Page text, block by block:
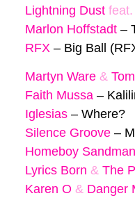
Lightning Dust feat.
Marlon Hoffstadt –
RFX – Big Ball
Martyn Ware &
Faith Mussa –
Iglesias – Where?
Silence Groove –
Homeboy Sandman
Lyrics Born & The
Karen O & Danger